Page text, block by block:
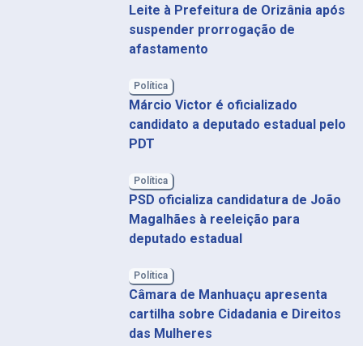
Leite à Prefeitura de Orizânia após
suspender prorrogação de
afastamento
Política
Márcio Victor é oficializado
candidato a deputado estadual pelo
PDT
Política
PSD oficializa candidatura de João
Magalhães à reeleição para
deputado estadual
Política
Câmara de Manhuaçu apresenta
cartilha sobre Cidadania e Direitos
das Mulheres